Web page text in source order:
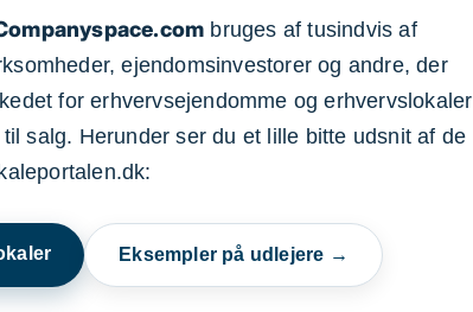
bruges af tusindvis af
ejendomsinvestorer og andre, der
for erhvervsejendomme og erhvervslokaler
salg. Herunder ser du et lille bitte udsnit af de
Eksempler på udlejere →